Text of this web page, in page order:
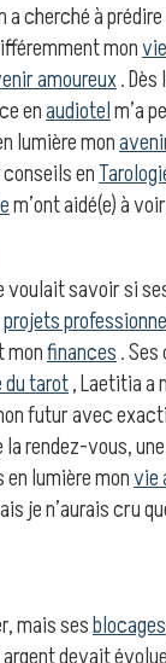
cherché à
mon
amoureux.
enaudiotelm’a
lumière mon
en
m’ont aidé(e) à
voulait savoir si
projets
monfinances.
du tarot, Laetitia a
futur avec
rendez-vous,
lumière monvie
je n’aurais cru
mais sesblocages